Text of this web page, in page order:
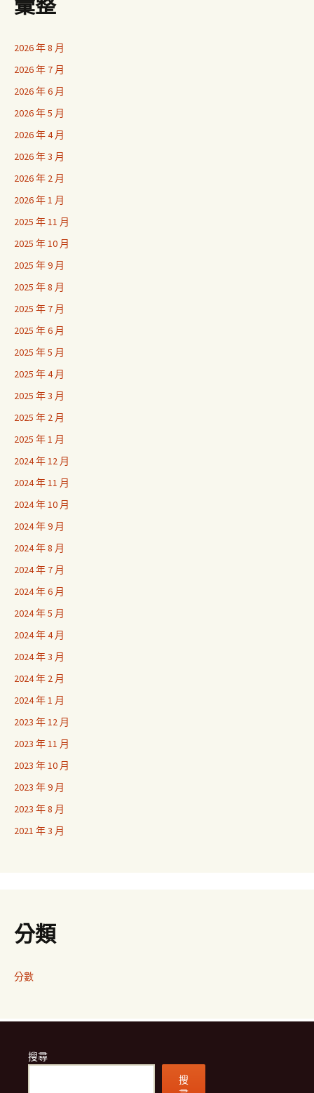
彙整
2026 年 8 月
2026 年 7 月
2026 年 6 月
2026 年 5 月
2026 年 4 月
2026 年 3 月
2026 年 2 月
2026 年 1 月
2025 年 11 月
2025 年 10 月
2025 年 9 月
2025 年 8 月
2025 年 7 月
2025 年 6 月
2025 年 5 月
2025 年 4 月
2025 年 3 月
2025 年 2 月
2025 年 1 月
2024 年 12 月
2024 年 11 月
2024 年 10 月
2024 年 9 月
2024 年 8 月
2024 年 7 月
2024 年 6 月
2024 年 5 月
2024 年 4 月
2024 年 3 月
2024 年 2 月
2024 年 1 月
2023 年 12 月
2023 年 11 月
2023 年 10 月
2023 年 9 月
2023 年 8 月
2021 年 3 月
分類
分數
搜尋
搜